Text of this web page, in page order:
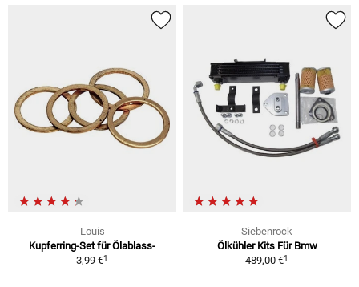
Louis
Kupferring-Set für Ölablass-
3,99 €1
Siebenrock
Ölkühler Kits Für Bmw
489,00 €1